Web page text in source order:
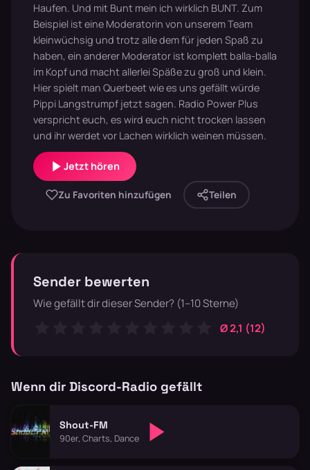
Haufen. Und mit Bunt mein ich wirklich BUNT. Zum
Beispiel ist eine Moderatorin von unserem Team
kleinwüchsig und trotz alle dem für jeden Spaß zu
haben, ein anderer Moderator ist komplett balla-balla
im Kopf und macht allerlei Späße zu groß und klein.
Hier spielt man Querbeet wie es uns gefällt würde
Pippi Langstrumpf jetzt sagen. Radio Power Plus
verspricht euch, es wird euch nicht trocken lassen
und ihr werdet vor Lachen wirklich weinen müssen.
Jetzt hören
Zu Favoriten hinzufügen Teilen
Sender bewerten
Wie gefällt dir dieser Sender? (1–10 Sterne)
Ø 2,1 (12)
Wenn dir Discord-Radio gefällt
Shout-FM
90er, Charts, Dance